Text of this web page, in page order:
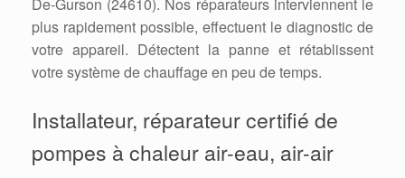
De-Gurson (24610). Nos réparateurs interviennent le
plus rapidement possible, effectuent le diagnostic de
votre appareil. Détectent la panne et rétablissent
votre système de chauffage en peu de temps.
Installateur, réparateur certifié de
pompes à chaleur air-eau, air-air